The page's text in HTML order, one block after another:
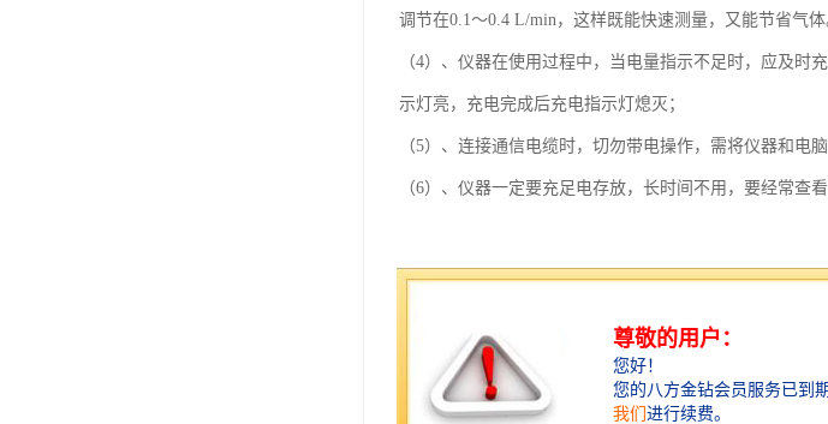
调节在0.1～0.4 L/min，这样既能快速测量，又能节省气体
（4）、仪器在使用过程中，当电量指示不足时，应及
示灯亮，充电完成后充电指示灯熄灭；
（5）、连接通信电缆时，切勿带电操作，需将仪器和电
（6）、仪器一定要充足电存放，长时间不用，要经常查